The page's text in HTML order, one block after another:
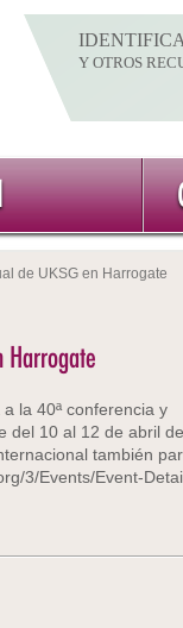
Y OTROS
de UKSG en Harrogate
Harrogate
la 40ª conferencia y
del 10 al 12 de abril de
también
3/Events/Event-